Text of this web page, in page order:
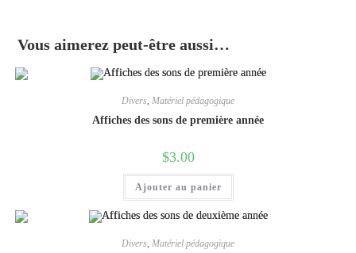
Vous aimerez peut-être aussi…
Divers, Matériel pédagogique
Affiches des sons de première année
$3.00
Ajouter au panier
Divers, Matériel pédagogique